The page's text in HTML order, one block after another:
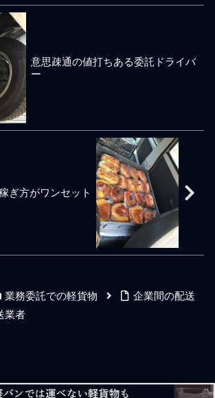
える荷主
会社や軽
方々との
います。
物車に乗
している
は個人事
営業は小
そ魅力的
で親密に
た「なあ
いておりますが、千葉の街
軽バンの後ろの荷台ドアを
けますが、頑張ってるなと
思うより、かわいそうだ
な、と感じることが偶にあ
ります。恐らく、高収入で
ガッツリ稼げるだとか、好
きな時間に稼げるだとか、
月〇〇万円可能だとか
を超えな
をして精
活用して
現場で働
物ドライ
かなくて
荷配送は
遂行を完
って仕事
意外と少
できてい
くならな
していな
わけだ
くない。
は質とし
業なのに営業行為が苦手と
やる気や気構えや評価の受
け方も人それぞれです。個
人事業主ドライバーであっ
ても社員のスタンスや社員
のスキルしか持っていない
会社依存型の人も沢山いま
す。甘い期待をして割の良
い仕事欲しさに名の通って
いる軽貨物配送会社に加盟
しても期待通りにならず、
人数の多いような軽貨物配
ので手厚いサポートなど上
しか教わることはできませ
意思疎通の値打ちある委託ドライバ
ー
ぎ方がワンセット
業務委託での軽貨物
企業間の配送
業者